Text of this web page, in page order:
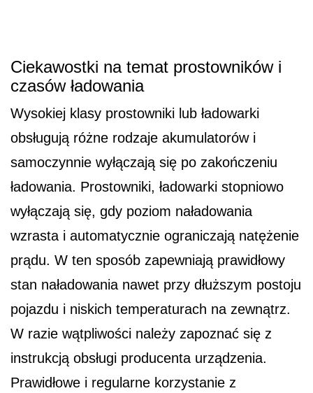
Ciekawostki na temat prostowników i
czasów ładowania
Wysokiej klasy prostowniki lub ładowarki
obsługują różne rodzaje akumulatorów i
samoczynnie wyłączają się po zakończeniu
ładowania. Prostowniki, ładowarki stopniowo
wyłączają się, gdy poziom naładowania
wzrasta i automatycznie ograniczają natężenie
prądu. W ten sposób zapewniają prawidłowy
stan naładowania nawet przy dłuższym postoju
pojazdu i niskich temperaturach na zewnątrz.
W razie wątpliwości należy zapoznać się z
instrukcją obsługi producenta urządzenia.
Prawidłowe i regularne korzystanie z